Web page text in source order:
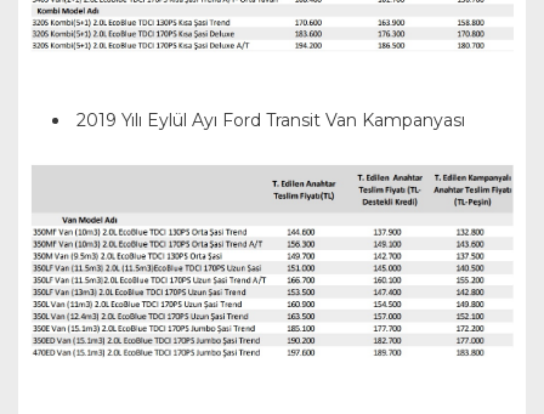
2019 Yılı Eylül Ayı Ford Transit Van Kampanyası